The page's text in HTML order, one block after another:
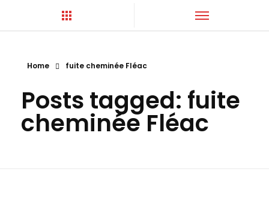
Home fuite cheminée Fléac
Posts tagged: fuite
cheminée Fléac